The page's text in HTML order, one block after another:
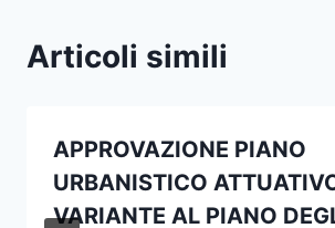
Articoli simili
APPROVAZIONE PIANO
URBANISTICO
VARIANTE AL PIANO